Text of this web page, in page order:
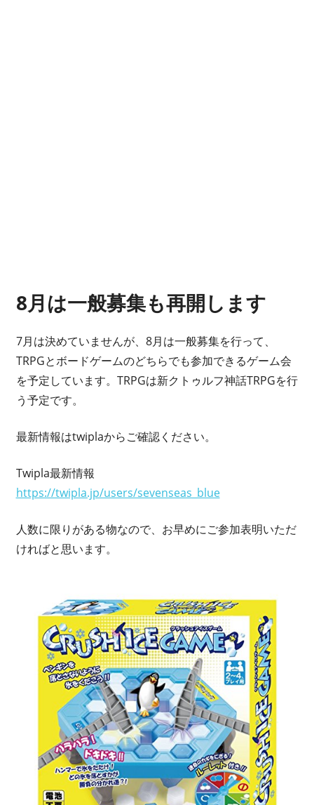
8月は一般募集も再開します
7月は決めていませんが、8月は一般募集を行って、
TRPGとボードゲームのどちらでも参加できるゲーム会
を予定しています。TRPGは新クトゥルフ神話TRPGを行
う予定です。
最新情報はtwiplaからご確認ください。
Twipla最新情報
https://twipla.jp/users/sevenseas_blue
人数に限りがある物なので、お早めにご参加表明いただ
ければと思います。